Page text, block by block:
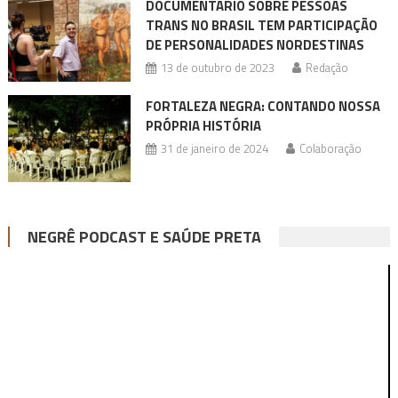
DOCUMENTÁRIO SOBRE PESSOAS
TRANS NO BRASIL TEM PARTICIPAÇÃO
DE PERSONALIDADES NORDESTINAS
13 de outubro de 2023 Redação
FORTALEZA NEGRA: CONTANDO NOSSA
PRÓPRIA HISTÓRIA
31 de janeiro de 2024 Colaboração
NEGRÊ PODCAST E SAÚDE PRETA